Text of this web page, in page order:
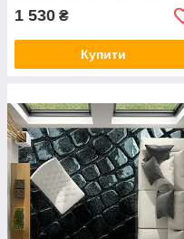
1 530 ₴
Купити